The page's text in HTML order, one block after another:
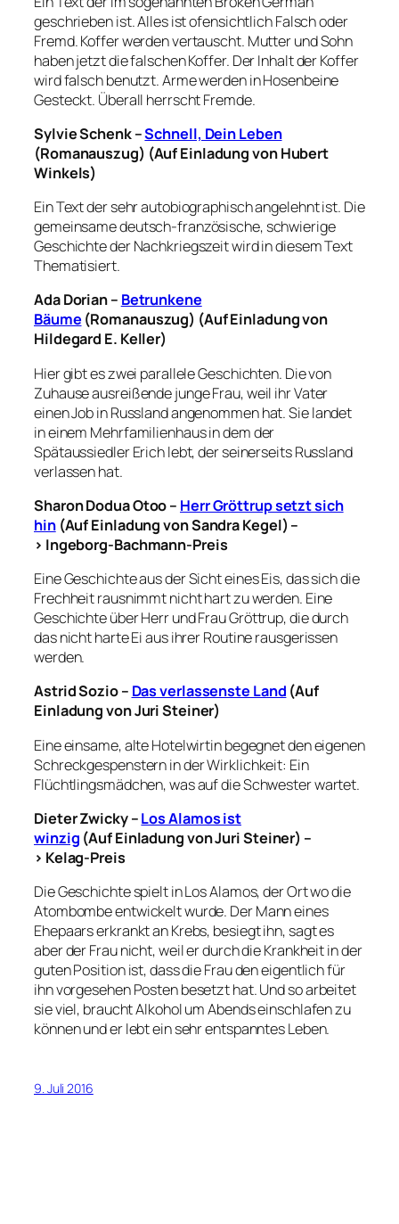
geschrieben ist. Alles ist ofensichtlich Falsch oder
Fremd. Koffer werden vertauscht. Mutter und Sohn
haben jetzt die falschen Koffer. Der Inhalt der Koffer
wird falsch benutzt. Arme werden in Hosenbeine
Gesteckt. Überall herrscht Fremde.
Sylvie Schenk –Schnell, Dein Leben
(Romanauszug) (Auf Einladung von Hubert
Winkels)
Ein Text der sehr autobiographisch angelehnt ist. Die
gemeinsame deutsch-französische, schwierige
Geschichte der Nachkriegszeit wird in diesem Text
Thematisiert.
Ada Dorian – Betrunkene
Bäume (Romanauszug) (Auf Einladung von
Hildegard E. Keller)
Hier gibt es zwei parallele Geschichten. Die von
Zuhause ausreißende junge Frau, weil ihr Vater
einen Job in Russland angenommen hat. Sie landet
in einem Mehrfamilienhaus in dem der
Spätaussiedler Erich lebt, der seinerseits Russland
verlassen hat.
Sharon Dodua Otoo – Herr Gröttrup setzt sich
hin(Auf Einladung von Sandra Kegel) –
> Ingeborg-Bachmann-Preis
Eine Geschichte aus der Sicht eines Eis, das sich die
Frechheit rausnimmt nicht hart zu werden. Eine
Geschichte über Herr und Frau Gröttrup, die durch
das nicht harte Ei aus ihrer Routine rausgerissen
werden.
Astrid Sozio – Das verlassenste Land (Auf
Einladung von Juri Steiner)
Eine einsame, alte Hotelwirtin begegnet den eigenen
Schreckgespenstern in der Wirklichkeit: Ein
Flüchtlingsmädchen, was auf die Schwester wartet.
Dieter Zwicky –Los Alamos ist
winzig (Auf Einladung von Juri Steiner) –
> Kelag-Preis
Die Geschichte spielt in Los Alamos, der Ort wo die
Atombombe entwickelt wurde. Der Mann eines
Ehepaars erkrankt an Krebs, besiegt ihn, sagt es
aber der Frau nicht, weil er durch die Krankheit in der
guten Position ist, dass die Frau den eigentlich für
ihn vorgesehen Posten besetzt hat. Und so arbeitet
sie viel, braucht Alkohol um Abends einschlafen zu
können und er lebt ein sehr entspanntes Leben.
9. Juli 2016